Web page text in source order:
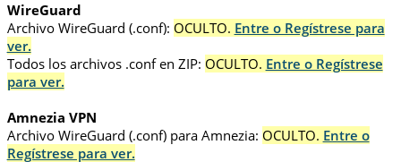
WireGuard
Archivo WireGuard (.conf): OCULTO. Entre o Regístrese para
ver.
Todos los archivos .conf en ZIP: OCULTO. Entre o Regístrese
para ver.
Amnezia VPN
Archivo WireGuard (.conf) para Amnezia: OCULTO. Entre o
Regístrese para ver.